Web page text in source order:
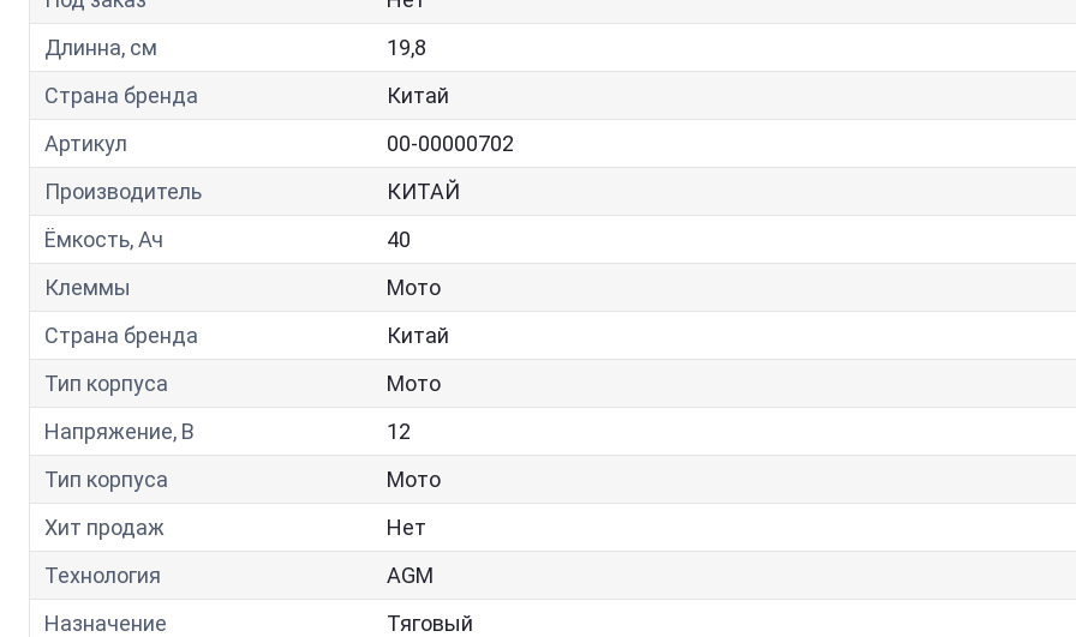
Длинна, см
19,8
Страна бренда
Китай
Артикул
00-00000702
Производитель
КИТАЙ
Ёмкость, Ач
40
Клеммы
Мото
Страна бренда
Китай
Тип корпуса
Мото
Напряжение, В
12
Тип корпуса
Мото
Хит продаж
Нет
Технология
AGM
Назначение
Тяговый